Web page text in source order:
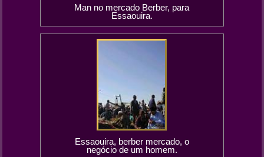
Man no mercado Berber, para
Essaouira.
Essaouira, berber mercado, o
negócio de um homem.